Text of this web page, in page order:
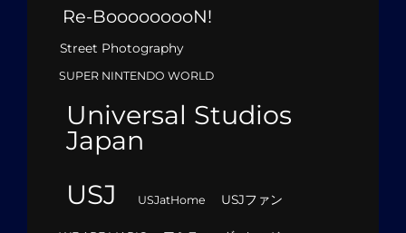
Re-BooooooooN!
Street Photography
SUPER NINTENDO WORLD
Universal Studios
Japan
USJ
USJatHome USJファン